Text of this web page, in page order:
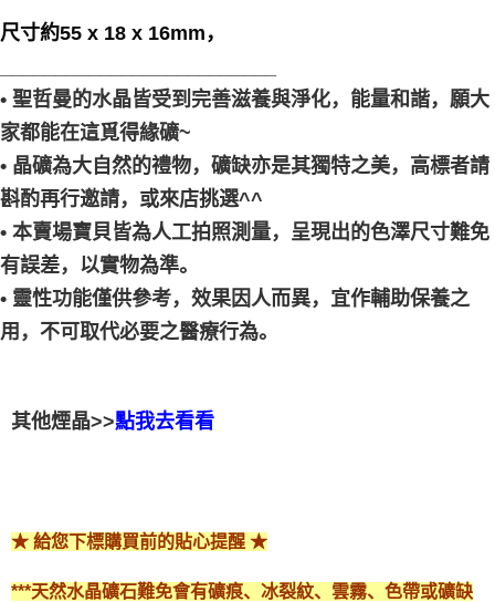
尺寸約55 x 18 x 16mm，
• 聖哲曼的水晶皆受到完善滋養與淨化，能量和諧，願大
家都能在這覓得緣礦~
• 晶礦為大自然的禮物，礦缺亦是其獨特之美，高標者請
斟酌再行邀請，或來店挑選^^
• 本賣場寶貝皆為人工拍照測量，呈現出的色澤尺寸難免
有誤差，以實物為準。
• 靈性功能僅供參考，效果因人而異，宜作輔助保養之
用，不可取代必要之醫療行為。
其他煙晶>>點我去看看
★ 給您下標購買前的貼心提醒 ★
***天然水晶礦石難免會有礦痕、冰裂紋、雲霧、色帶或礦缺